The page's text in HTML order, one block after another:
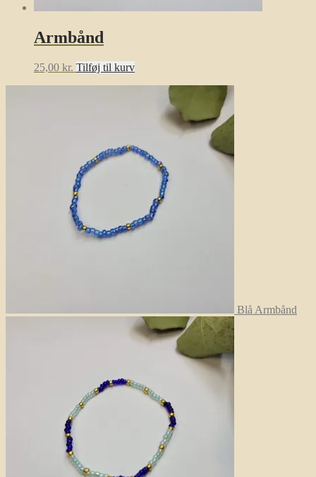
Armbånd
25,00 kr. Tilføj til kurv
Blå Armbånd